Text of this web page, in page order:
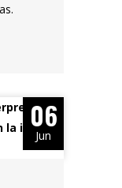
06
Jun